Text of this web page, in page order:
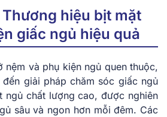
Thương hiệu bịt mặt
giấc ngủ hiệu quả
nệm và phụ kiện ngủ quen thuộc,
giải pháp chăm sóc giấc ngủ
ngủ chất lượng cao, được nghiên
sâu và ngon hơn mỗi đêm. Các